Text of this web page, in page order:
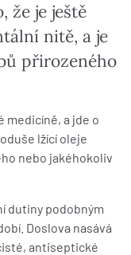
že je ještě
nitě, a je
přirozeného
medicíně, a jde o
lžící oleje
nebo jakéhokoliv
dutiny podobným
Doslova nasává
antiseptické